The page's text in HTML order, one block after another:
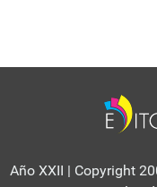
Año XXII | Copyright